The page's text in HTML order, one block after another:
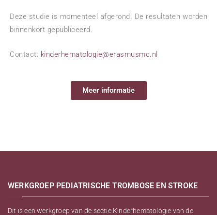
Deze studie is momenteel afgerond. De resultaten worden
binnenkort gepubliceerd.
Contact: kinderhematologie@erasmusmc.nl
Meer informatie
WERKGROEP PEDIATRISCHE TROMBOSE EN STROKE
Dit is een werkgroep van de sectie Kinderhematologie van de